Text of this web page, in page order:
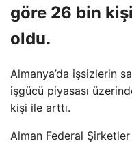
göre 26 bin
oldu.
Almanya’da işsizlerin
işgücü piyasası
kişi ile arttı.
Alman Federal